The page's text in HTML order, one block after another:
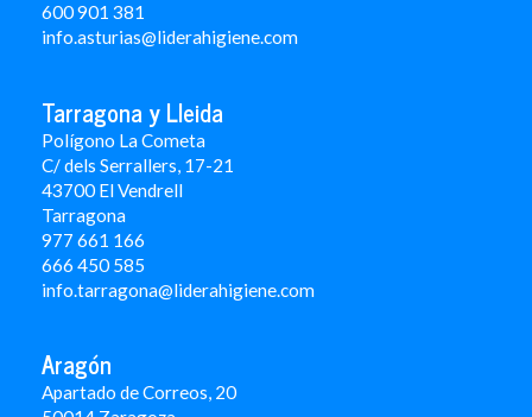
600 901 381
info.asturias@liderahigiene.com
Tarragona y Lleida
Polígono La Cometa
C/ dels Serrallers, 17-21
43700 El Vendrell
Tarragona
977 661 166
666 450 585
info.tarragona@liderahigiene.com
Aragón
Apartado de Correos, 20